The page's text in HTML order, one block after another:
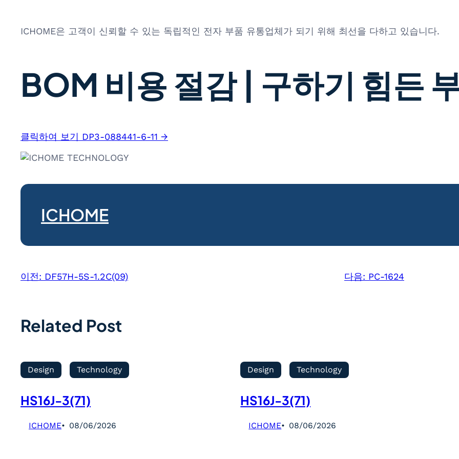
ICHOME은 고객이 신뢰할 수 있는 독립적인 전자 부품 유통업체가 되기 위해 최선을 다하고 있습니다.
BOM 비용 절감 | 구하기 힘든
클릭하여 보기 DP3-088441-6-11 →
ICHOME
이전: DF57H-5S-1.2C(09) 다음: PC-1624
Related Post
Design Technology
HS16J-3(71)
ICHOME 08/06/2026
Design Technology
HS16J-3(71)
ICHOME 08/06/2026